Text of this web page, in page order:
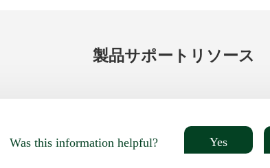
製品サポート リソース
Was this information helpful? Yes